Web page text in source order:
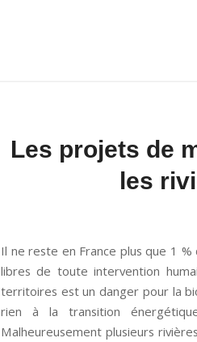
Les projets de
les
Il ne reste en France plus que 1
libres de toute intervention
territoires est un danger pour la
rien à la transition
Malheureusement plusieurs